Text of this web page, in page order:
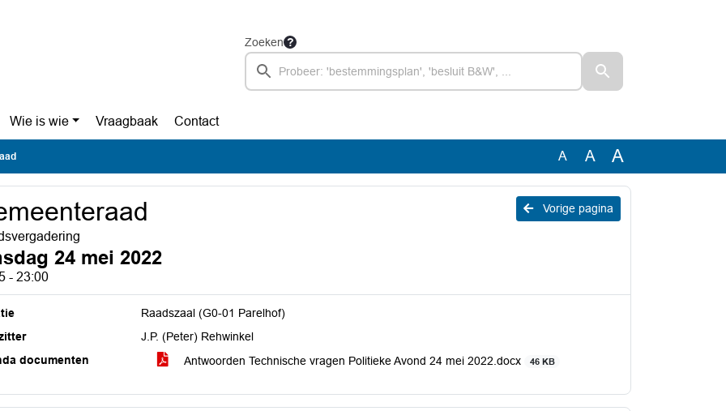
Zoeken
Wie is wie Vraagbaak Contact
A A A
Vorige pagina
24 mei 2022
- 23:00
Raadszaal (G0-01 Parelhof)
J.P. (Peter) Rehwinkel
documenten
Antwoorden Technische vragen Politieke Avond 24 mei 2022.docx 46 KB